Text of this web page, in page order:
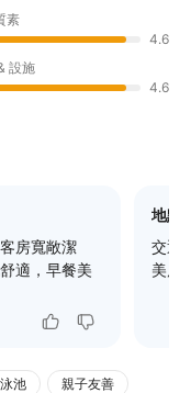
素
4.6
設施
4.6
房寬敞潔
適，早餐美
地點
交通
美廣
泳池 親子友善